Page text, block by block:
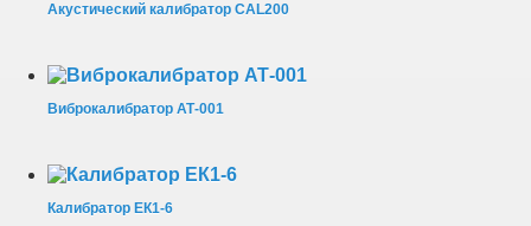
Акустический калибратор CAL200
Виброкалибратор АТ-001
Калибратор ЕК1-6